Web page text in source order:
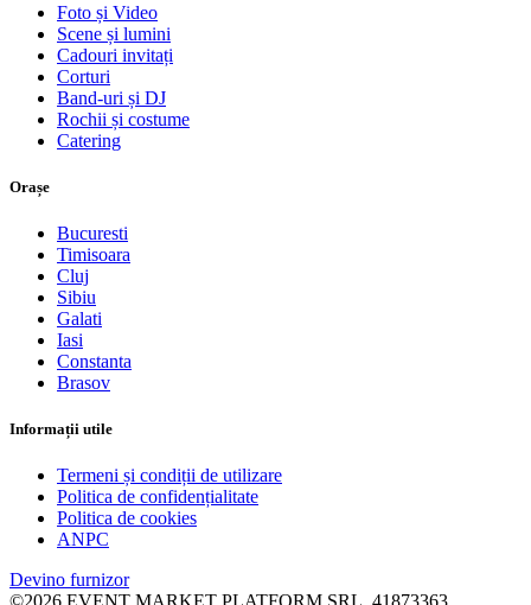
Foto și Video
Scene și lumini
Cadouri invitați
Corturi
Band-uri și DJ
Rochii și costume
Catering
Orașe
Bucuresti
Timisoara
Cluj
Sibiu
Galati
Iasi
Constanta
Brasov
Informații utile
Termeni și condiții de utilizare
Politica de confidențialitate
Politica de cookies
ANPC
Devino furnizor